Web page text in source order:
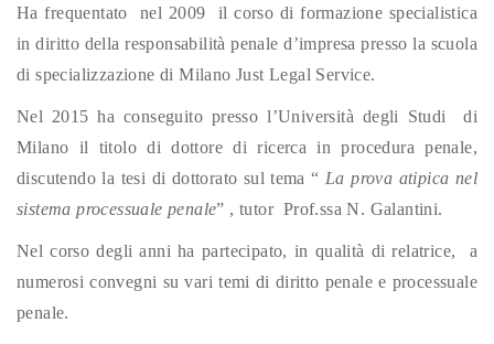
Ha frequentato nel 2009 il corso di formazione specialistica
in diritto della responsabilità penale d’impresa presso la scuola
di specializzazione di Milano Just Legal Service.
Nel 2015 ha conseguito presso l’Università degli Studi di
Milano il titolo di dottore di ricerca in procedura penale,
discutendo la tesi di dottorato sul tema “ La prova atipica nel
sistema processuale penale” , tutor Prof.ssa N. Galantini.
Nel corso degli anni ha partecipato, in qualità di relatrice, a
numerosi convegni su vari temi di diritto penale e processuale
penale.